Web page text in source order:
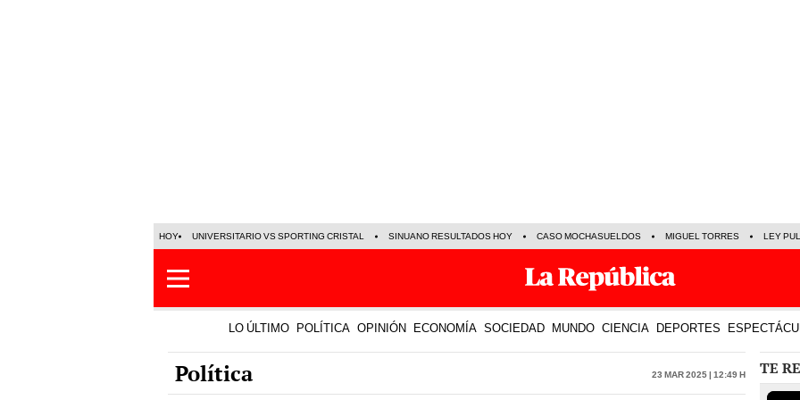
HOY UNIVERSITARIO VS SPORTING CRISTAL SINUANO RESULTADOS HOY CASO MOCHASUELDOS MIGUEL TORRES LEY
LO ÚLTIMO POLÍTICA OPINIÓN ECONOMÍA SOCIEDAD MUNDO CIENCIA DEPORTES
Política 23 Mar 2025 | 12:49 h TE